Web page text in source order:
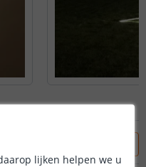
lijken helpen we u